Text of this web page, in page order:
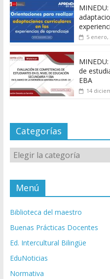
5 enero,
de
EBA
14
Categorías
Categorías
Menú
Biblioteca del maestro
Buenas Prácticas Docentes
Ed. Intercultural Bilingüe
EduNoticias
Normativa